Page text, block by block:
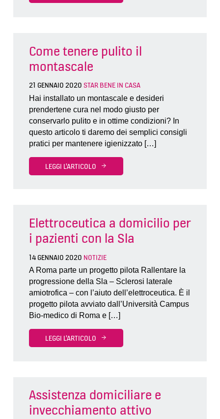
Come tenere pulito il
montascale
21 GENNAIO 2020 STAR BENE IN CASA
Hai installato un montascale e desideri
prendertene cura nel modo giusto per
conservarlo pulito e in ottime condizioni? In
questo articolo ti daremo dei semplici consigli
pratici per mantenere igienizzato […]
LEGGI L'ARTICOLO
Elettroceutica a domicilio per
i pazienti con la Sla
14 GENNAIO 2020 NOTIZIE
A Roma parte un progetto pilota Rallentare la
progressione della Sla – Sclerosi laterale
amiotrofica – con l’aiuto dell’elettroceutica. È il
progetto pilota avviato dall’Università Campus
Bio-medico di Roma e […]
LEGGI L'ARTICOLO
Assistenza domiciliare e
invecchiamento attivo